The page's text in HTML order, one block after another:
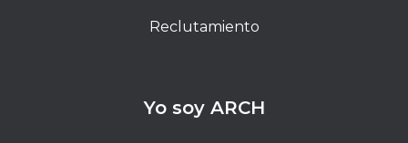
Reclutamiento
Yo soy ARCH